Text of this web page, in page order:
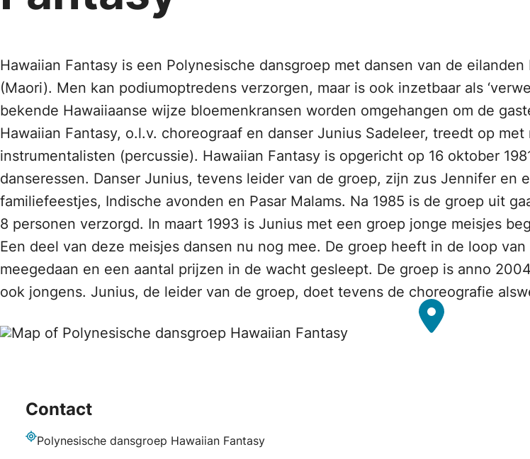
Hawaiian Fantasy is een Polynesische dansgroep met dansen van de
(Maori). Men kan podiumoptredens verzorgen, maar is ook inzetbaar als
bekende Hawaiiaanse wijze bloemenkransen worden omgehangen om de
Hawaiian Fantasy, o.l.v. choreograaf en danser Junius Sadeleer, treedt op
instrumentalisten (percussie). Hawaiian Fantasy is opgericht op 16 oktober
danseressen. Danser Junius, tevens leider van de groep, zijn zus Jennifer en
familiefeestjes, Indische avonden en Pasar Malams. Na 1985 is de groep uit
8 personen verzorgd. In maart 1993 is Junius met een groep jonge meisjes
Een deel van deze meisjes dansen nu nog mee. De groep heeft in de loop
meegedaan en een aantal prijzen in de wacht gesleept. De groep is anno
ook jongens. Junius, de leider van de groep, doet tevens de choreografie
Contact
Adres
Polynesische dansgroep Hawaiian Fantasy